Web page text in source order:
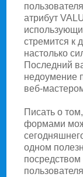
атрибут
стремится к
настолько
Последний
недоумение
веб-
Писать о
формами
одном
посредством